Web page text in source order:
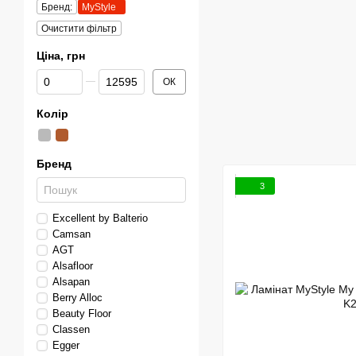
3
Бренд:
MyStyle
Очистити фільтр
Ціна, грн
Від Ціна, грн
До Ціна, грн ОК
Колір
Бренд
Excellent by Balterio
Сamsan
AGT
Alsafloor
Alsapan
Berry Alloc
Beauty Floor
Classen
Egger